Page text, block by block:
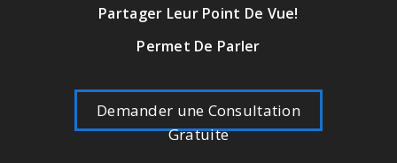
Partager Leur Point De Vue!
Permet De Parler
Demander une Consultation
Gratuite